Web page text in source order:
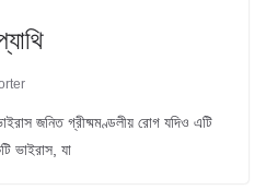
জনিত গ্রীষ্মমণ্ডলীয় রোগ যদিও এটি
ভাইরাস, যা